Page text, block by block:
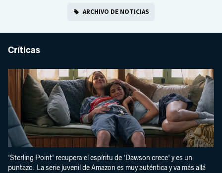
ARCHIVO DE NOTICIAS
Críticas
'Sterling Point' recupera el espíritu de 'Dawson crece' y es un
puntazo. La serie juvenil de Amazon es muy auténtica y va más allá